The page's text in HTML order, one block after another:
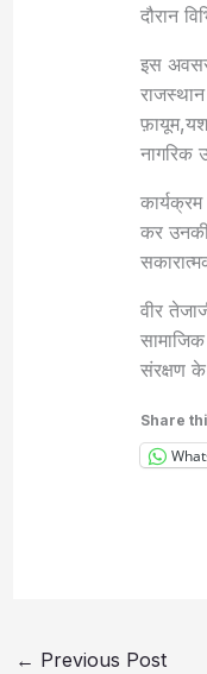
दौरान
इस
नागरिक
कर
वीर
संरक्षण
Share
← Previous Post